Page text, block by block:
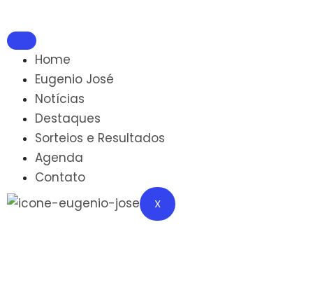
Home
Eugenio José
Notícias
Destaques
Sorteios e Resultados
Agenda
Contato
X